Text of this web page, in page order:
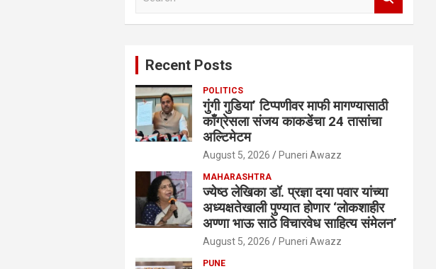
Recent Posts
POLITICS
गुंगी गुडिया’ टिप्पणीवर माफी मागण्यासाठी
काँग्रेसला संजय काकडेंचा 24 तासांचा
अल्टिमेटम
August 5, 2026 Puneri Awazz
MAHARASHTRA
ज्येष्ठ लेखिका डॉ. प्रज्ञा दया पवार यांच्या
अध्यक्षतेखाली पुण्यात होणार ‘लोकशाहीर
अण्णा भाऊ साठे विचारवेध साहित्य संमेलन’
August 5, 2026 Puneri Awazz
PUNE